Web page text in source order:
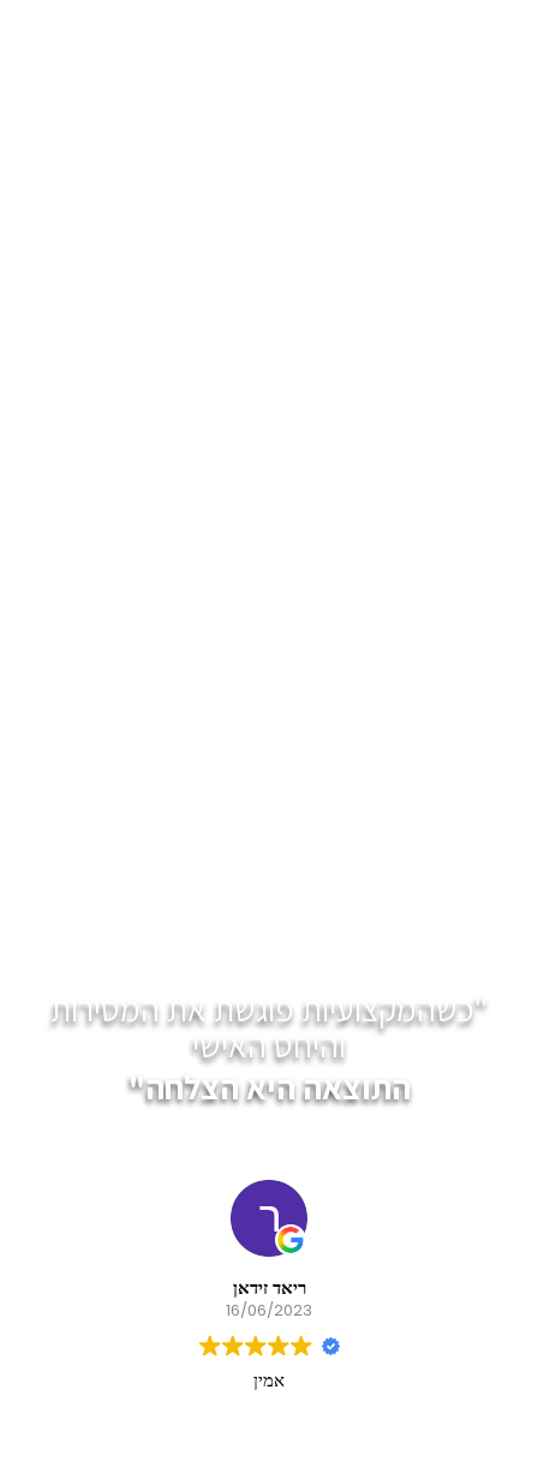
"כשהמקצועיות פוגשת את המסירות
והיחס האישי
התוצאה היא הצלחה"
שי כהן
06/04/2023
משתמש זה השאיר רק דירוג.